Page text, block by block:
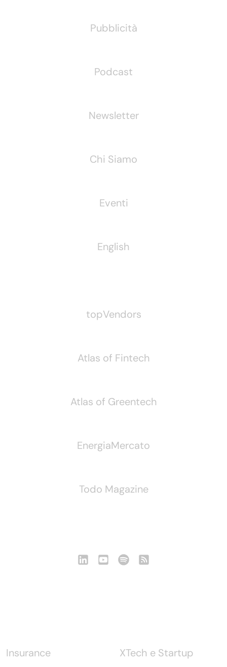
Pubblicità
Podcast
Newsletter
Chi Siamo
Eventi
English
topVendors
Atlas of Fintech
Atlas of Greentech
EnergiaMercato
Todo Magazine
Insurance XTech e Startup